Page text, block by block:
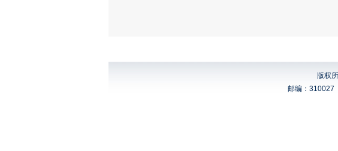
版权
邮编：310027